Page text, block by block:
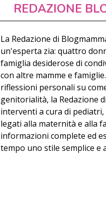
REDAZIONE
La Redazione di
un'esperta zia: quattro
famiglia desiderose di
con altre mamme e
riflessioni personali su
genitorialità, la Redazione
interventi a cura di
legati alla maternità e alla
informazioni complete ed
tempo uno stile semplice e